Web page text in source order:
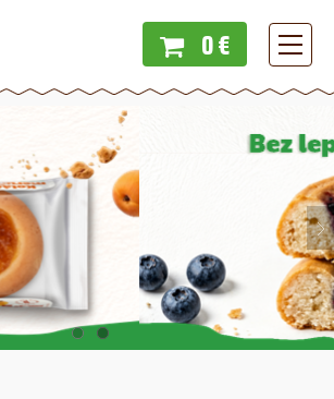
0 € Menu